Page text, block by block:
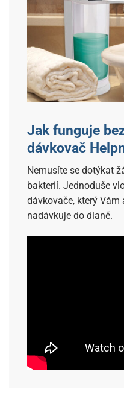
Jak funguje
dávkovač
Nemusíte se dotýkat
bakterií. Jednoduše
dávkovače, který
nadávkuje do dlaně.